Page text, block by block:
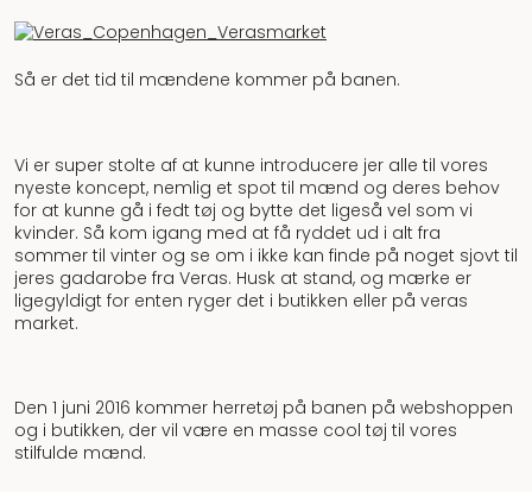
Så er det tid til mændene kommer på banen.
Vi er super stolte af at kunne introducere jer alle til vores
nyeste koncept, nemlig et spot til mænd og deres behov
for at kunne gå i fedt tøj og bytte det ligeså vel som vi
kvinder. Så kom igang med at få ryddet ud i alt fra
sommer til vinter og se om i ikke kan finde på noget sjovt til
jeres gadarobe fra Veras. Husk at stand, og mærke er
ligegyldigt for enten ryger det i butikken eller på veras
market.
Den 1 juni 2016 kommer herretøj på banen på webshoppen
og i butikken, der vil være en masse cool tøj til vores
stilfulde mænd.